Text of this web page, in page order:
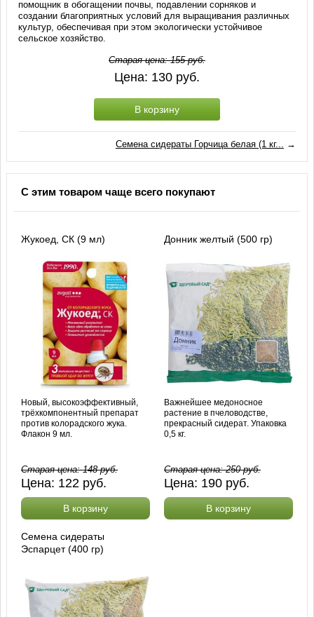
помощник в обогащении почвы, подавлении сорняков и
создании благоприятных условий для выращивания различных
культур, обеспечивая при этом экологически устойчивое
сельское хозяйство.
Старая цена:155руб.
Цена: 130 руб.
В корзину
Семена сидераты Горчица белая (1 кг... →
С этим товаром чаще всего покупают
Жукоед, СК (9 мл)
Новый, высокоэффективный,
трёхкомпонентный препарат
против колорадского жука.
Флакон 9 мл.
Старая цена:148руб.
Цена: 122 руб.
В корзину
Донник желтый (500 гр)
Важнейшее медоносное
растение в пчеловодстве,
прекрасный сидерат. Упаковка
0,5 кг.
Старая цена:250руб.
Цена: 190 руб.
В корзину
Семена сидераты
Эспарцет (400 гр)